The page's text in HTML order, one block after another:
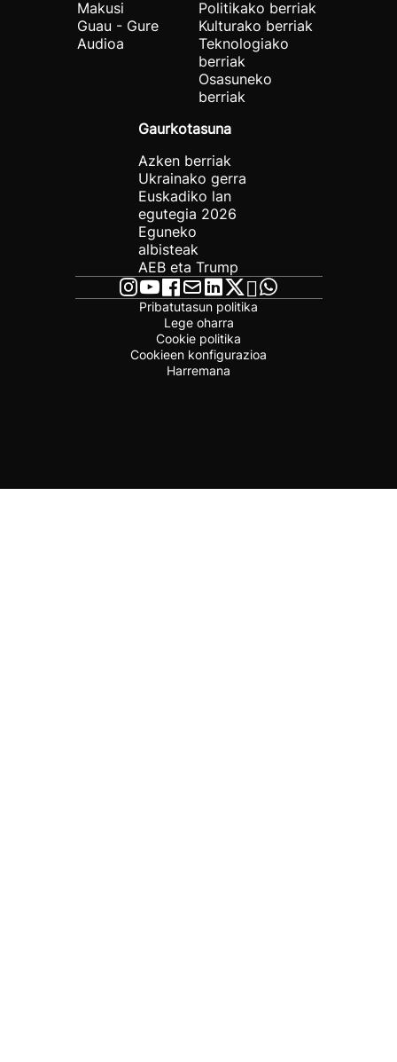
Makusi
Guau - Gure
Audioa
Politikako berriak
Kulturako berriak
Teknologiako
berriak
Osasuneko
berriak
Gaurkotasuna
Azken berriak
Ukrainako gerra
Euskadiko lan
egutegia 2026
Eguneko
albisteak
AEB eta Trump
Pribatutasun politika
Lege oharra
Cookie politika
Cookieen konfigurazioa
Harremana